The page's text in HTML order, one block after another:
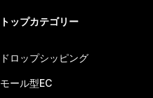
トップカテゴリー
ドロップシッピング
モール型EC